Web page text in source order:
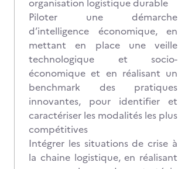
organisation logistique durable
Piloter une démarche
d’intelligence économique, en
mettant en place une veille
technologique et socio-
économique et en réalisant un
benchmark des pratiques
innovantes, pour identifier et
caractériser les modalités les plus
compétitives
Intégrer les situations de crise à
la chaine logistique, en réalisant